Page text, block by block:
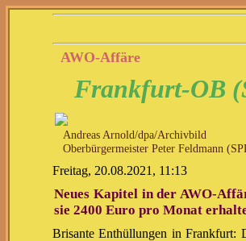
AWO-Affäre
Frankfurt-OB
Andreas Arnold/dpa/Archivbild
Oberbürgermeister Peter Feldmann
Freitag, 20.08.2021, 11:13
Neues Kapitel in der AWO-
sie 2400 Euro pro Monat
Brisante Enthüllungen in Frankfurt: